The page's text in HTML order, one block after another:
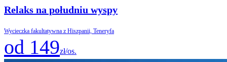
Relaks na południu wyspy
Wycieczka fakultatywna z Hiszpanii, Teneryfa
od 149zł/os.